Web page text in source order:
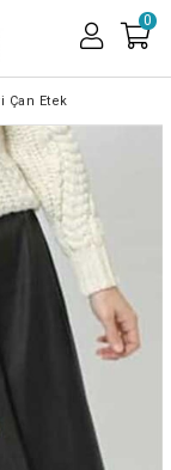
0
Çan Etek